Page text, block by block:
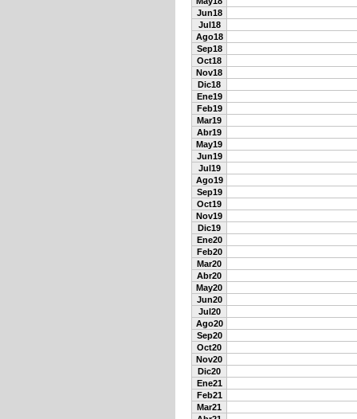
Jun18
Jul18
Ago18
Sep18
Oct18
Nov18
Dic18
Ene19
Feb19
Mar19
Abr19
May19
Jun19
Jul19
Ago19
Sep19
Oct19
Nov19
Dic19
Ene20
Feb20
Mar20
Abr20
May20
Jun20
Jul20
Ago20
Sep20
Oct20
Nov20
Dic20
Ene21
Feb21
Mar21